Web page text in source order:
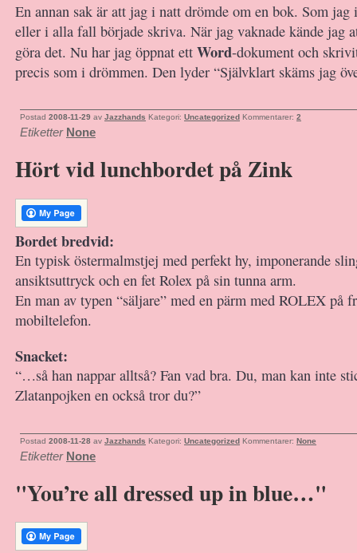
En annan sak är att jag i natt drömde om en bok. Som jag
eller i alla fall började skriva. När jag vaknade kände jag
göra det. Nu har jag öppnat ett Word-dokument och
precis som i drömmen. Den lyder “Självklart skäms jag
Postad 2008-11-29 av Jazzhands Kategori: Uncategorized Kommentarer: 2
Etiketter None
Hört vid lunchbordet på Zink
Bordet bredvid:
En typisk östermalmstjej med perfekt hy, imponerande
ansiktsuttryck och en fet Rolex på sin tunna arm.
En man av typen “säljare” med en pärm med ROLEX på
mobiltelefon.
Snacket:
“…så han nappar alltså? Fan vad bra. Du, man kan inte
Zlatanpojken en också tror du?”
Postad 2008-11-28 av Jazzhands Kategori: Uncategorized Kommentarer: None
Etiketter None
"You’re all dressed up in blue…"